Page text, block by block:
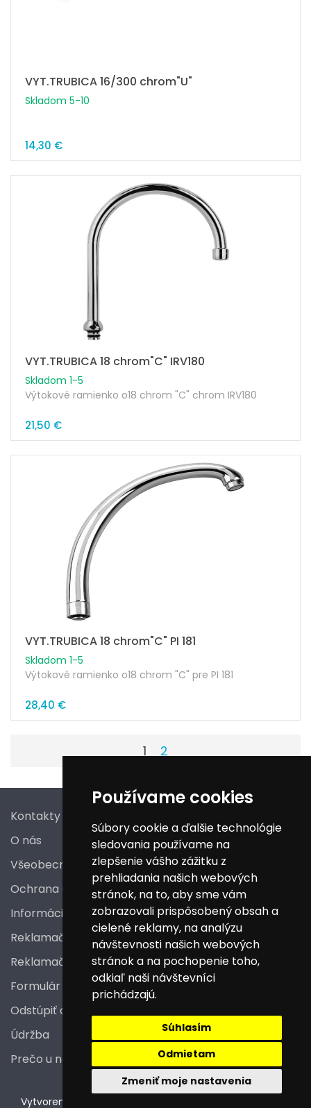
Používame cookies
Súbory cookie a ďalšie technológie
sledovania používame na
zlepšenie vášho zážitku z
prehliadania našich webových
stránok, na to, aby sme vám
zobrazovali prispôsobený obsah a
cielené reklamy, na analýzu
návštevnosti našich webových
stránok a na pochopenie toho,
odkiaľ naši návštevníci
prichádzajú.
Súhlasím
Odmietam
Zmeniť moje nastavenia
VYT.TRUBICA 16/300 chrom"U"
Skladom 5-10
14,30 €
VYT.TRUBICA 18 chrom"C" IRV180
Skladom 1-5
Výtokové ramienko o18 chrom "C" chrom IRV180
21,50 €
VYT.TRUBICA 18 chrom"C" PI 181
Skladom 1-5
Výtokové ramienko o18 chrom "C" pre PI 181
28,40 €
1 2
Kontakty
O nás
Všeobecné obchodné podmienky
Ochrana osobných údajov
Informácie a poučenia pre spotrebiteľa
Reklamačný poriadok
Reklamačný protokol
Formulár na odstúpenie od zmluvy
Odstúpiť od zmluvy tu
Údržba
Prečo u nás nakupovať
Vytvorené na technológii BarIS .NET